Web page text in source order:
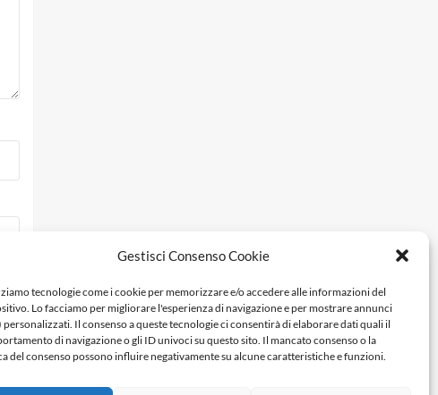
Gestisci Consenso Cookie
tecnologie come i cookie per memorizzare e/o accedere alle informazioni del
Lo facciamo per migliorare l'esperienza di navigazione e per mostrare annunci
personalizzati. Il consenso a queste tecnologie ci consentirà di elaborare dati quali il
di navigazione o gli ID univoci su questo sito. Il mancato consenso o la
del consenso possono influire negativamente su alcune caratteristiche e funzioni.